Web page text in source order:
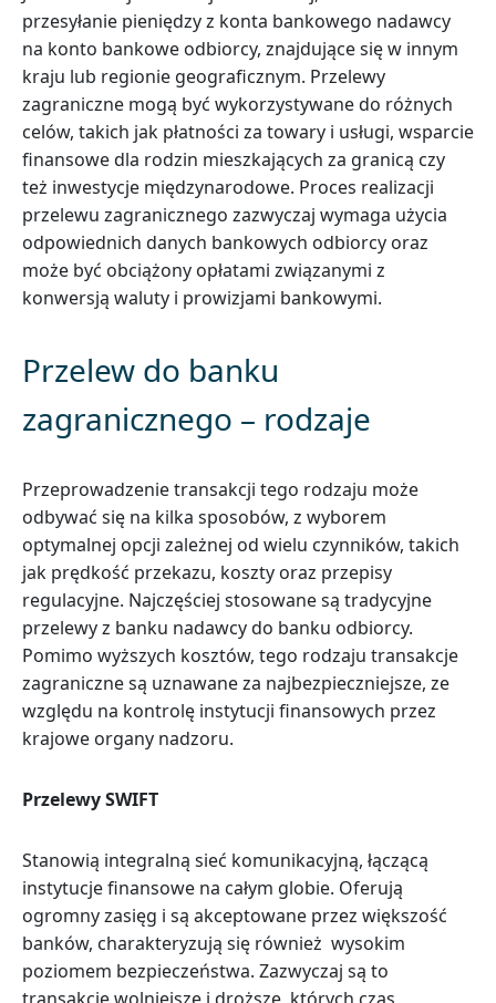
przesyłanie pieniędzy z konta bankowego nadawcy
na konto bankowe odbiorcy, znajdujące się w innym
kraju lub regionie geograficznym. Przelewy
zagraniczne mogą być wykorzystywane do różnych
celów, takich jak płatności za towary i usługi, wsparcie
finansowe dla rodzin mieszkających za granicą czy
też inwestycje międzynarodowe. Proces realizacji
przelewu zagranicznego zazwyczaj wymaga użycia
odpowiednich danych bankowych odbiorcy oraz
może być obciążony opłatami związanymi z
konwersją waluty i prowizjami bankowymi.
Przelew do banku
zagranicznego – rodzaje
Przeprowadzenie transakcji tego rodzaju może
odbywać się na kilka sposobów, z wyborem
optymalnej opcji zależnej od wielu czynników, takich
jak prędkość przekazu, koszty oraz przepisy
regulacyjne. Najczęściej stosowane są tradycyjne
przelewy z banku nadawcy do banku odbiorcy.
Pomimo wyższych kosztów, tego rodzaju transakcje
zagraniczne są uznawane za najbezpieczniejsze, ze
względu na kontrolę instytucji finansowych przez
krajowe organy nadzoru.
Przelewy SWIFT
Stanowią integralną sieć komunikacyjną, łączącą
instytucje finansowe na całym globie. Oferują
ogromny zasięg i są akceptowane przez większość
banków, charakteryzują się również wysokim
poziomem bezpieczeństwa. Zazwyczaj są to